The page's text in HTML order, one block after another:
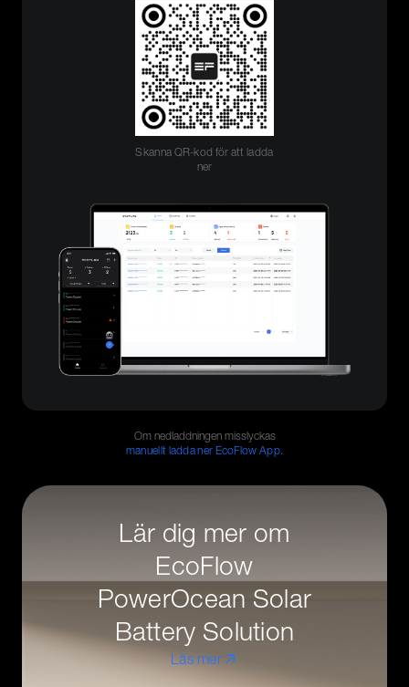
Skanna QR-kod för att ladda
ner
Om nedladdningen misslyckas
manuellt ladda ner EcoFlow App.
Lär dig mer om
EcoFlow
PowerOcean Solar
Battery Solution
Läs mer